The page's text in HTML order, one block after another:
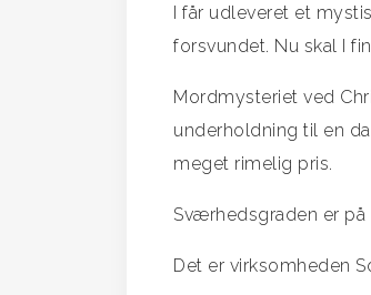
I får udleveret et
forsvundet. Nu skal I
Mordmysteriet ved
underholdning til en
meget rimelig pris.
Sværhedsgraden er
Det er virksomheden